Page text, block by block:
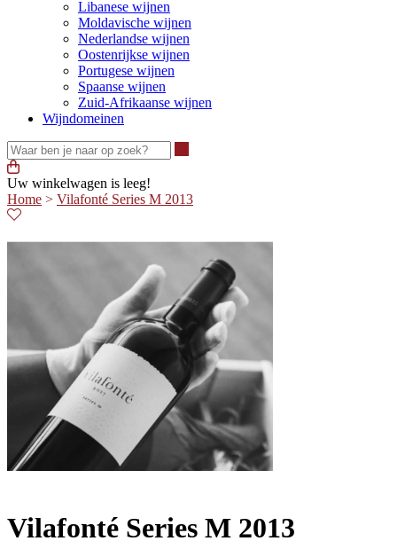
Libanese wijnen
Moldavische wijnen
Nederlandse wijnen
Oostenrijkse wijnen
Portugese wijnen
Spaanse wijnen
Zuid-Afrikaanse wijnen
Wijndomeinen
Uw winkelwagen is leeg!
Home > Vilafonté Series M 2013
Vilafonté Series M 2013